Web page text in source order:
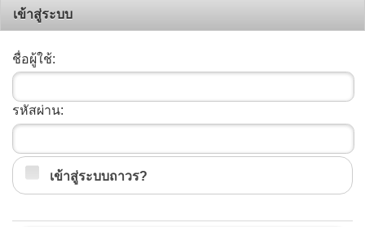
เข้าสู่ระบบ
ชื่อผู้ใช้:
รหัสผ่าน:
เข้าสู่ระบบถาวร?